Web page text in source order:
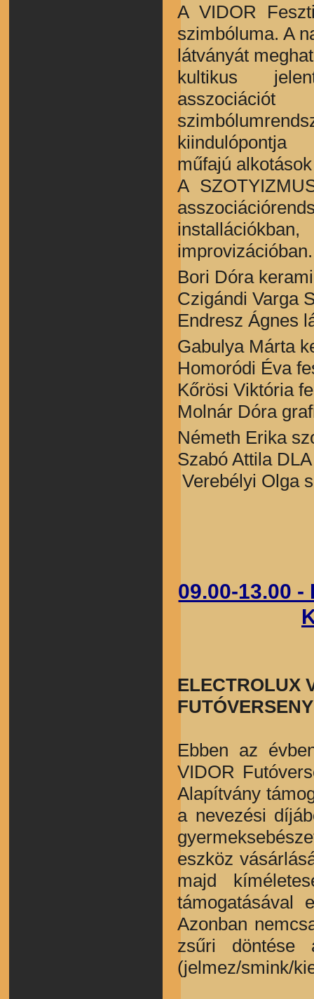
A VIDOR
szimbóluma. A
látványát
kultikus
kiindulópontja
műfajú
A
Bori Dóra
Czigándi Varga
Endresz Ágnes
Gabulya Márta
Homoródi Éva
Kőrösi Viktória
Molnár Dóra
Németh Erika
Szabó Attila
Verebélyi Olga
09.00-13.00 -
ELECTROLUX
Ebben az
VIDOR
Alapítvány
a nevezési
eszköz
majd
támogatásával
Azonban
zsűri döntése
(jelmez/smink/